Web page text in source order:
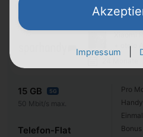
+ otelo
24 Monate
15 GB 5G
50 Mbit/s max.
Telefon-Flat
Pro
Bonus
Impressum